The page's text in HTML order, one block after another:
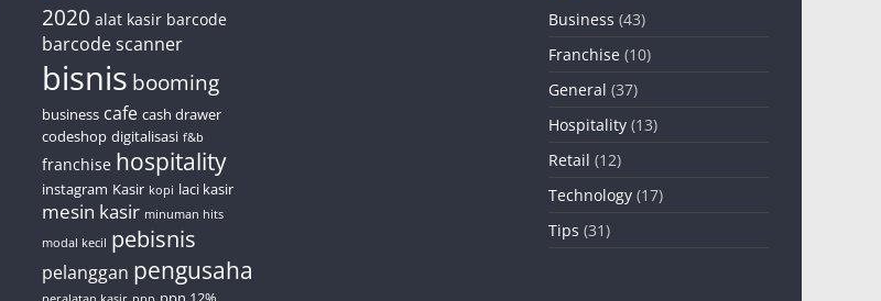
2020 alat kasir barcode
barcode scanner
bisnis booming
business cafe cash drawer
codeshop digitalisasi f&b
franchise hospitality
instagram Kasir kopi laci kasir
mesin kasir minuman hits
modal kecil pebisnis
pelanggan pengusaha
Business (43)
Franchise (10)
General (37)
Hospitality (13)
Retail (12)
Technology (17)
Tips (31)